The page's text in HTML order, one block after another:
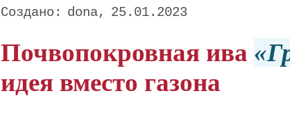
dona 25.01.2023
Почвопокровная ива
идея вместо газона